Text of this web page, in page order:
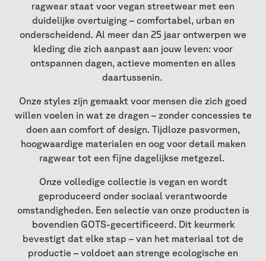
ragwear staat voor vegan streetwear met een
duidelijke overtuiging – comfortabel, urban en
onderscheidend. Al meer dan 25 jaar ontwerpen we
kleding die zich aanpast aan jouw leven: voor
ontspannen dagen, actieve momenten en alles
daartussenin.
Onze styles zijn gemaakt voor mensen die zich goed
willen voelen in wat ze dragen – zonder concessies te
doen aan comfort of design. Tijdloze pasvormen,
hoogwaardige materialen en oog voor detail maken
ragwear tot een fijne dagelijkse metgezel.
Onze volledige collectie is vegan en wordt
geproduceerd onder sociaal verantwoorde
omstandigheden. Een selectie van onze producten is
bovendien GOTS-gecertificeerd. Dit keurmerk
bevestigt dat elke stap – van het materiaal tot de
productie – voldoet aan strenge ecologische en